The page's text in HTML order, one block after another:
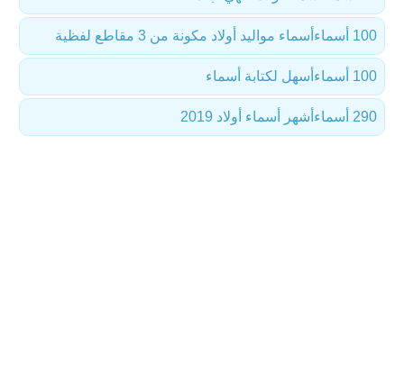
أسماء مواليد أولاد مكونة من 3 مقاطع لفظية 100 أسماء
أسهل لكتابة أسماء 100 أسماء
أشهر أسماء أولاد 2019 290 أسماء